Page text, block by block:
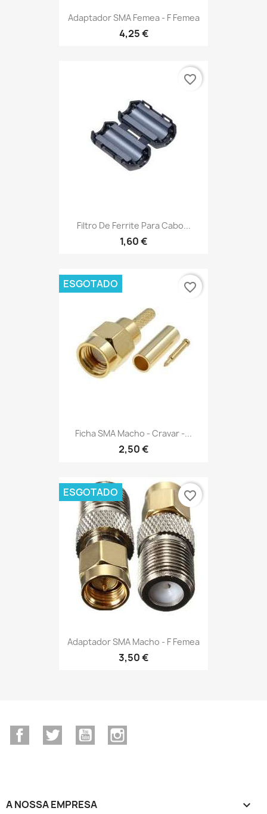
Adaptador SMA Femea - F Femea
4,25 €
Filtro De Ferrite Para Cabo...
1,60 €
favorite_border
Ficha SMA Macho - Cravar -...
2,50 €
ESGOTADO favorite_border
Adaptador SMA Macho - F Femea
3,50 €
ESGOTADO favorite_border
FacebookTwitter YouTube
A NOSSA EMPRESA 